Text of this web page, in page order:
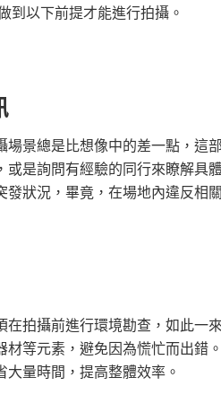
到以下前提才能進行拍攝。
景總是比想像中的差一點，這
或是詢問有經驗的同行來瞭解具
狀況，畢竟，在場地內違反相
拍攝前進行環境勘查，如此一
等元素，避免因為慌忙而出錯
量時間，提高整體效率。